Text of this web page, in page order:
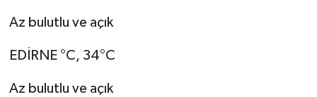
Az bulutlu ve açık
EDİRNE °C, 34°C
Az bulutlu ve açık